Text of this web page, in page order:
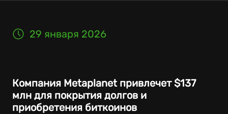
29 января 2026
Компания Metaplanet привлечет $137
млн для покрытия долгов и
приобретения биткоинов